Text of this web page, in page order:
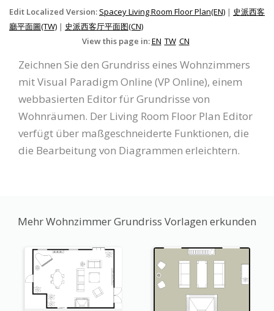
Edit Localized Version: Spacey Living Room Floor Plan(EN) | 史派西客
廳平面圖(TW) | 史派西客厅平面图(CN)
View this page in:EN TW CN
Zeichnen Sie den Grundriss eines Wohnzimmers
mit Visual Paradigm Online (VP Online), einem
webbasierten Editor für Grundrisse von
Wohnräumen. Der Living Room Floor Plan Editor
verfügt über maßgeschneiderte Funktionen, die
die Bearbeitung von Diagrammen erleichtern.
Mehr Wohnzimmer Grundriss Vorlagen erkunden